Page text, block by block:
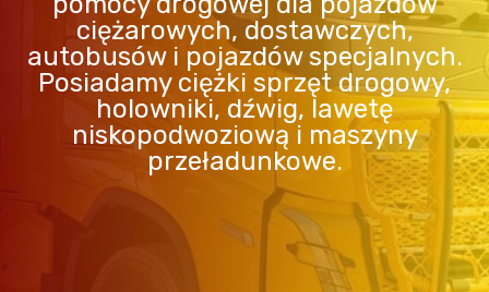
ciężarowych, dostawczych,
autobusów i pojazdów specjalnych.
Posiadamy ciężki sprzęt drogowy,
holowniki, dźwig, lawetę
niskopodwoziową i maszyny
przeładunkowe.